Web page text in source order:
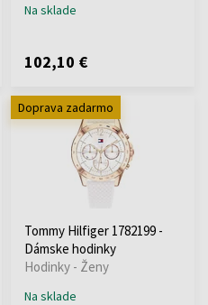
Na sklade
102,10 €
Doprava zadarmo
Tommy Hilfiger 1782199 -
Dámske hodinky
Hodinky - Ženy
Na sklade